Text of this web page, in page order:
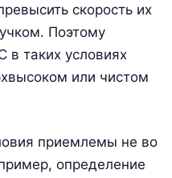
скорость их
Поэтому
таких условиях
или чистом
приемлемы не во
определение